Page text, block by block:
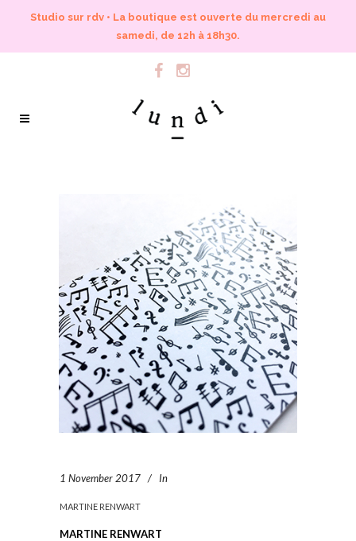
Studio sur rdv • La boutique est ouverte du mercredi au
samedi, de 12h à 18h30.
1 November 2017 In
MARTINE RENWART
MARTINE RENWART